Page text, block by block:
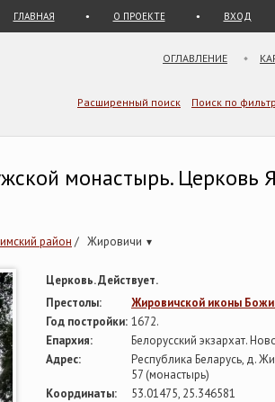
ГЛАВНАЯ О ПРОЕКТЕ ВХОД
ОГЛАВЛЕНИЕ
Расширенный поиск Поиск по
монастырь.
район / Жировичи ▾
Церковь. Действует.
Престолы:
Жировичской иконы
Год постройки: 1672.
Епархия:
Белорусский экзархат.
Адрес:
Республика Беларусь, д.
57 (монастырь)
Координаты:
53.01475, 25.346581